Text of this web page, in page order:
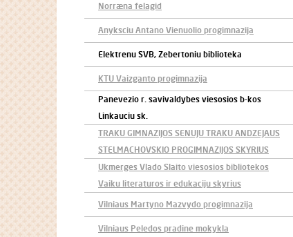
Norræna felagid
Anyksciu Antano Vienuolio progimnazija
Elektrenu SVB, Zebertoniu biblioteka
KTU Vaizganto progimnazija
Panevezio r. savivaldybes viesosios b-kos
Linkauciu sk.
TRAKU GIMNAZIJOS SENUJU TRAKU ANDZEJAUS
STELMACHOVSKIO PROGIMNAZIJOS SKYRIUS
Ukmerges Vlado Slaito viesosios bibliotekos
Vaiku literaturos ir edukaciju skyrius
Vilniaus Martyno Mazvydo progimnazija
Vilniaus Peledos pradine mokykla